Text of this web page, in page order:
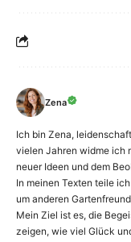
Zena
Ich bin Zena,
vielen Jahren widme ich
neuer Ideen und dem
In meinen Texten teile
um anderen
Mein Ziel ist es, die
zeigen, wie viel Glück